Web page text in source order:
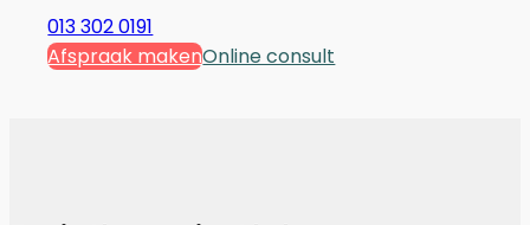
013 302 0191
Afspraak makenOnline consult